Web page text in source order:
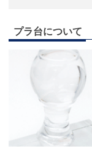
プラ台について